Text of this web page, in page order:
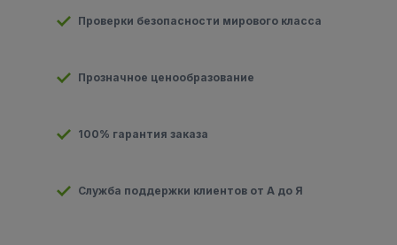
Проверки безопасности мирового класса
Прозначное ценообразование
100% гарантия заказа
Служба поддержки клиентов от А до Я